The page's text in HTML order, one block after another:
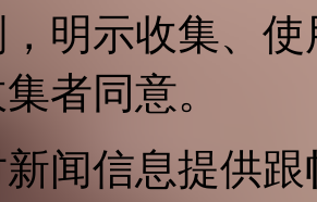
明示收集、
者同意。
新闻信息提供